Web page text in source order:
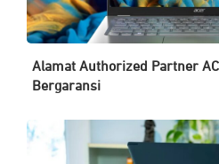
Alamat Authorized Partner
Bergaransi